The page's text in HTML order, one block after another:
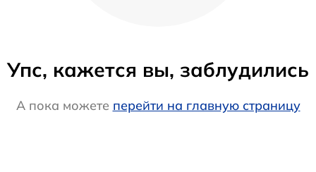
Упс, кажется вы, заблудились
А пока можете перейти на главную страницу